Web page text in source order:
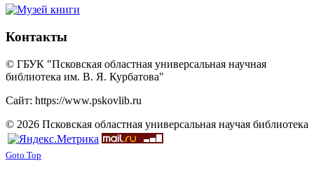
Контакты
© ГБУК "Псковская областная универсальная научная
библиотека им. В. Я. Курбатова"
Сайт: https://www.pskovlib.ru
© 2026 Псковская областная универсальная научая библиотека
Goto Top